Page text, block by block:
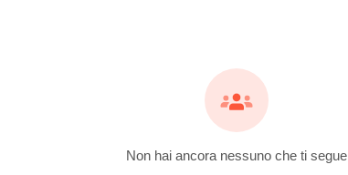
Non hai ancora nessuno che ti segue